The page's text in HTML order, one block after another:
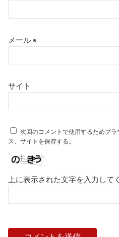
メール ※
サイト
次回のコメントで使用するためブ
ス、サイトを保存する。
上に表示された文字を入力して